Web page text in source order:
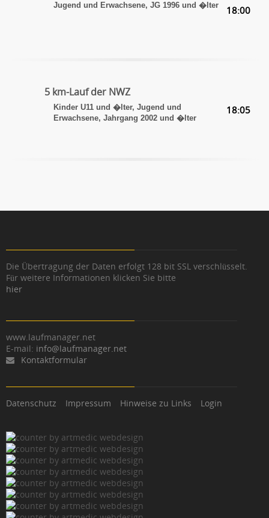
Jugend und Erwachsene, JG 1996 und �lter 18:00
5 km-Lauf der NWZ
Kinder U11 und �lter, Jugend und
Erwachsene, Jahrgang 2002 und �lter
18:05
Die Übertragung der Daten erfolgt 128 bit SSL verschlüsselt.
Für weitere Informationen klicken Sie bitte
hier
www.laufmanager.net
E-mail: info@laufmanager.net
Kontaktformular
Datenschutz Impressum Hinweise zu Links Login